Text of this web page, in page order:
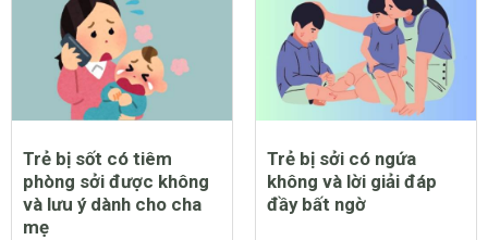
Trẻ bị sốt có tiêm
phòng sởi được không
và lưu ý dành cho cha
mẹ
Trẻ bị sởi có ngứa
không và lời giải đáp
đầy bất ngờ